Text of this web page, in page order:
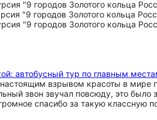
автобусный тур по главным
взрывом красоты в мире
звон звучал повсюду, это
спасибо за такую классную